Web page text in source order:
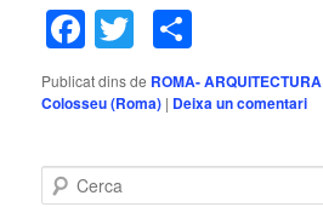
Facebook
Twitter
Publicat dins de ROMA- ARQUITECTURA
Colosseu (Roma) | Deixa un comentari
e